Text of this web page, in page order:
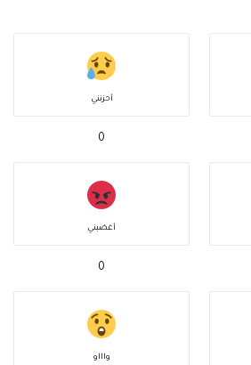
أحزنني
0
أغضبني
0
واااو